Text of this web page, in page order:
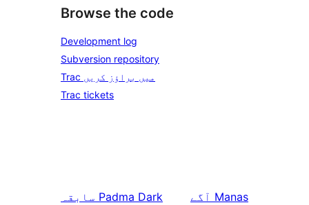
Browse the code
Development log
Subversion repository
Trac میں براؤز کریں
Trac tickets
سابقہ Padma Dark آگے Manas